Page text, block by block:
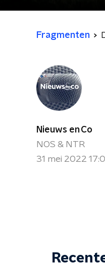
Fragmenten
Nieuws en Co
NOS & NTR
31 mei 2022